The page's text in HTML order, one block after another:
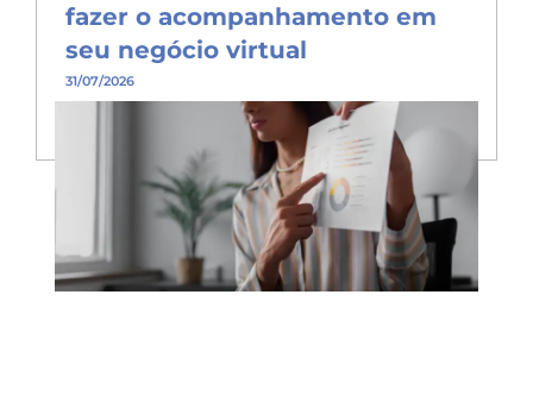
fazer o acompanhamento em
seu negócio virtual
31/07/2026